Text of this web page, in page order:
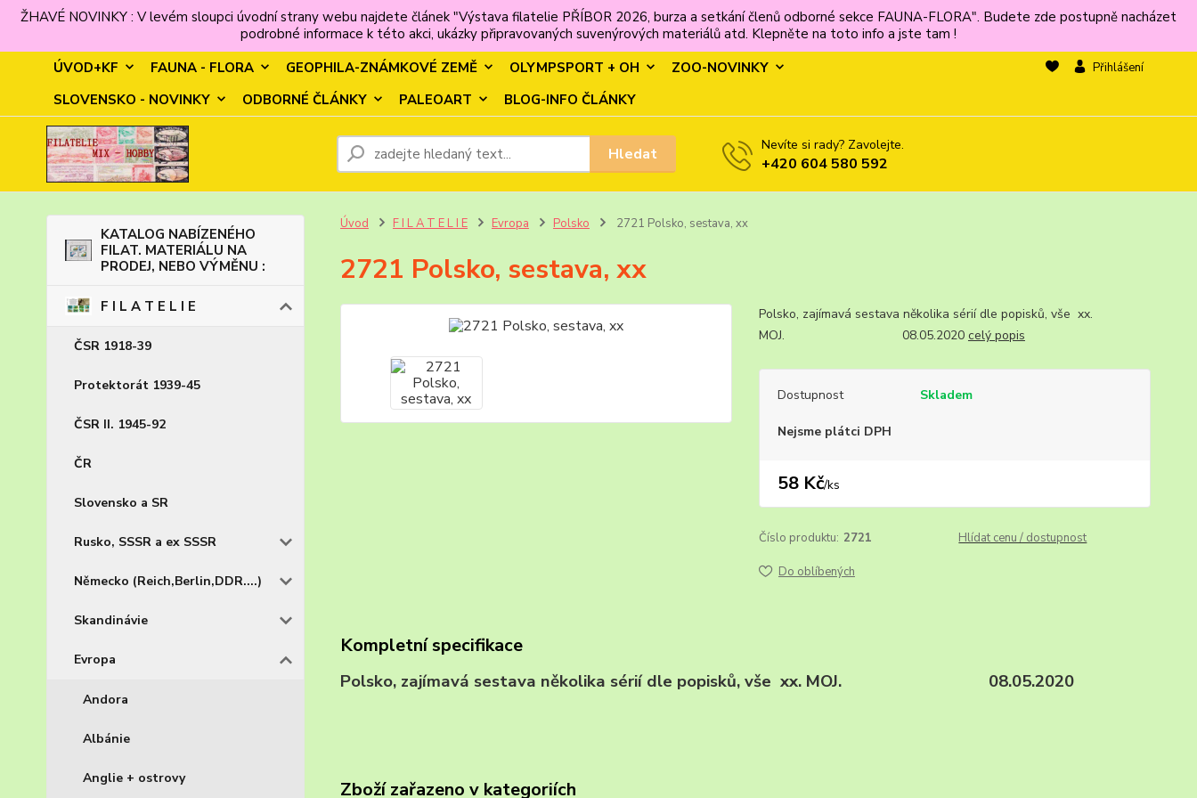
ŽHAVÉ NOVINKY : V levém sloupci úvodní strany webu najdete článek "Výstava filatelie PŘÍBOR 2026, burza a setkání členů odborné sekce FAUNA-FLORA". Budete zde postupně nacházet
podrobné informace k této akci, ukázky připravovaných suvenýrových materiálů atd. Klepněte na toto info a jste tam !
ÚVOD+KF
FAUNA - FLORA GEOPHILA-ZNÁMKOVÉ ZEMĚ OLYMPSPORT + OH
ZOO-NOVINKY
SLOVENSKO - NOVINKY
ODBORNÉ ČLÁNKY PALEOART BLOG-INFO ČLÁNKY
Přihlášení
Hledat Nevíte si rady? Zavolejte.
+420 604 580 592
KATALOG NABÍZENÉHO
FILAT. MATERIÁLU NA
PRODEJ, NEBO VÝMĚNU :
F I L A T E L I E
ČSR 1918-39
Protektorát 1939-45
ČSR II. 1945-92
ČR
Slovensko a SR
Rusko, SSSR a ex SSSR
Německo (Reich,Berlin,DDR....)
Skandinávie
Evropa
Andora
Albánie
Anglie + ostrovy
Úvod F I L A T E L I E Evropa Polsko 2721 Polsko, sestava, xx
2721 Polsko, sestava, xx
Polsko, zajímavá sestava několika sérií dle popisků, vše xx.
MOJ. 08.05.2020 celý popis
Dostupnost Skladem
Nejsme plátci DPH
58 Kč/ks
Číslo produktu: 2721 Hlídat cenu / dostupnost
Do oblíbených
Kompletní specifikace
Polsko, zajímavá sestava několika sérií dle popisků, vše xx. MOJ. 08.05.2020
Zboží zařazeno v kategoriích